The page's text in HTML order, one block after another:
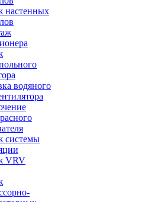
настенных
водяного
системы
VRV